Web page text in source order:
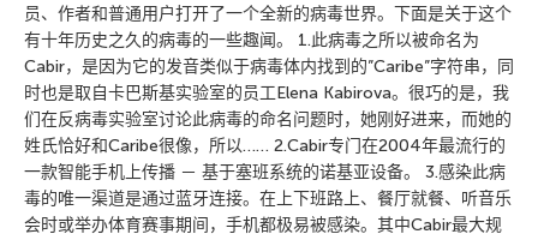
员、作者和普通用户打开了一个全新的病毒世界。下面是关于这个
有十年历史之久的病毒的一些趣闻。 1.此病毒之所以被命名为
Cabir，是因为它的发音类似于病毒体内找到的”Caribe”字符串，同
时也是取自卡巴斯基实验室的员工Elena Kabirova。很巧的是，我
们在反病毒实验室讨论此病毒的命名问题时，她刚好进来，而她的
姓氏恰好和Caribe很像，所以…… 2.Cabir专门在2004年最流行的
一款智能手机上传播 － 基于塞班系统的诺基亚设备。 3.感染此病
毒的唯一渠道是通过蓝牙连接。在上下班路上、餐厅就餐、听音乐
会时或举办体育赛事期间，手机都极易被感染。其中Cabir最大规